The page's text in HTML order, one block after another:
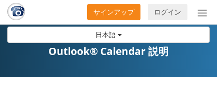
日本語
ナ
ビ
ログイン
サインアップ
Outlook® Calendar 説明